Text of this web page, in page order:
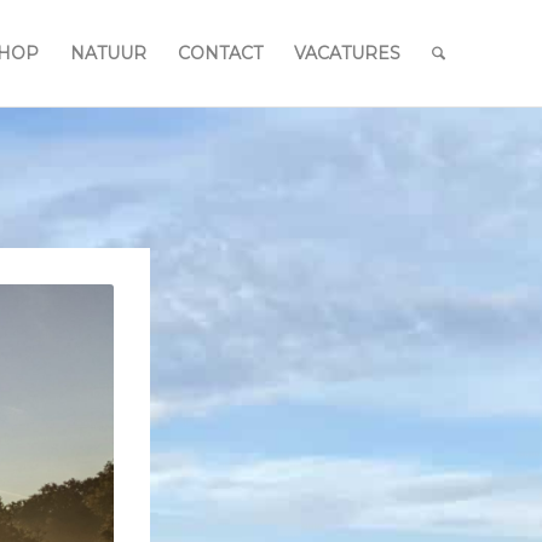
NATUUR CONTACT VACATURES